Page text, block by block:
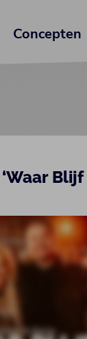
Concepten
Blijf